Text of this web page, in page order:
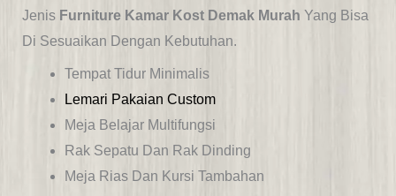
Jenis Furniture Kamar Kost Demak Murah Yang Bisa
Di Sesuaikan Dengan Kebutuhan.
Tempat Tidur Minimalis
Lemari Pakaian Custom
Meja Belajar Multifungsi
Rak Sepatu Dan Rak Dinding
Meja Rias Dan Kursi Tambahan